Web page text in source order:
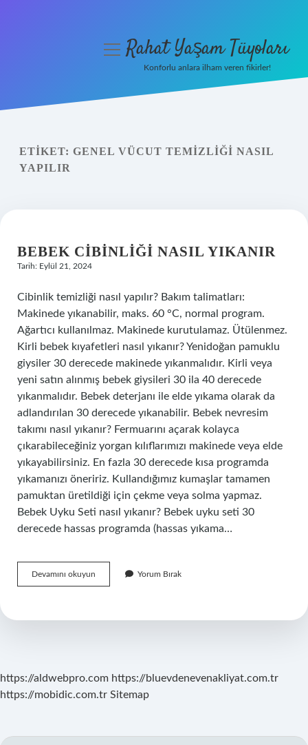
Yasal Uyarı
menüyüRahat Yaşam Tüyoları
Konforlu anlara ilham veren fikirler!
ETIKET: GENEL VÜCUT TEMIZLIĞI NASIL
YAPILIR
BEBEK CIBINLIĞI NASIL YIKANIR
Tarih: Eylül 21, 2024
Cibinlik temizliği nasıl yapılır? Bakım talimatları:
Makinede yıkanabilir, maks. 60 °C, normal program.
Ağartıcı kullanılmaz. Makinede kurutulamaz. Ütülenmez.
Kirli bebek kıyafetleri nasıl yıkanır? Yenidoğan pamuklu
giysiler 30 derecede makinede yıkanmalıdır. Kirli veya
yeni satın alınmış bebek giysileri 30 ila 40 derecede
yıkanmalıdır. Bebek deterjanı ile elde yıkama olarak da
adlandırılan 30 derecede yıkanabilir. Bebek nevresim
takımı nasıl yıkanır? Fermuarını açarak kolayca
çıkarabileceğiniz yorgan kılıflarımızı makinede veya elde
yıkayabilirsiniz. En fazla 30 derecede kısa programda
yıkamanızı öneririz. Kullandığımız kumaşlar tamamen
pamuktan üretildiği için çekme veya solma yapmaz.
Bebek Uyku Seti nasıl yıkanır? Bebek uyku seti 30
derecede hassas programda (hassas yıkama…
Devamını okuyun
Cibinliği
Yorum Bırak
https://aldwebpro.com https://bluevdenevenakliyat.com.tr
https://mobidic.com.tr Sitemap